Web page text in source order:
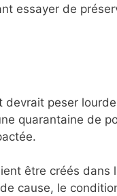
essayer de
peser
quarantaine de
être créés dans
cause, le